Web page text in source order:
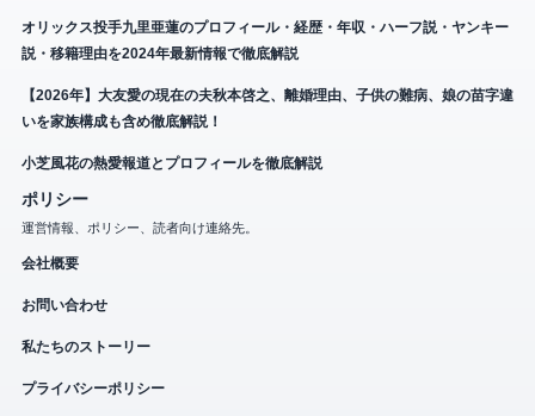
オリックス投手九里亜蓮のプロフィール・経歴・年収・ハーフ説・ヤンキー
説・移籍理由を2024年最新情報で徹底解説
【2026年】大友愛の現在の夫秋本啓之、離婚理由、子供の難病、娘の苗字違
いを家族構成も含め徹底解説！
小芝風花の熱愛報道とプロフィールを徹底解説
ポリシー
運営情報、ポリシー、読者向け連絡先。
会社概要
お問い合わせ
私たちのストーリー
プライバシーポリシー